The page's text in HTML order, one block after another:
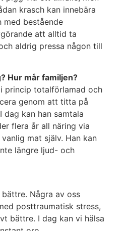
krasch kan innebära
med bestående
att alltid ta
aldrig pressa någon till
Hur mår familjen?
princip totalförlamad och
genom att titta på
dag kan han samtala
flera år all näring via
mat själv. Han kan
längre ljud- och
Några av oss
posttraumatisk stress,
bättre. I dag kan vi hälsa